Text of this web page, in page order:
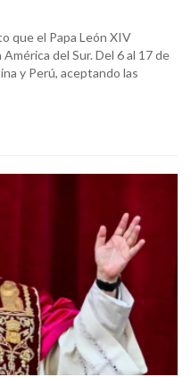
que el Papa León XIV
del Sur. Del 6 al 17 de
y Perú, aceptando las